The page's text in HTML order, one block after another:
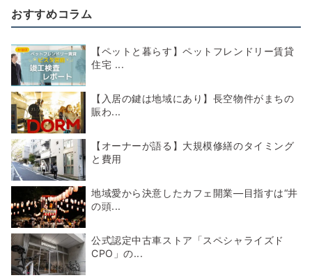
おすすめコラム
【ペットと暮らす】ペットフレンドリー賃貸
住宅 ...
【入居の鍵は地域にあり】長空物件がまちの
賑わ...
【オーナーが語る】大規模修繕のタイミング
と費用
地域愛から決意したカフェ開業―目指すは“井
の頭...
公式認定中古車ストア「スペシャライズド
CPO」の...